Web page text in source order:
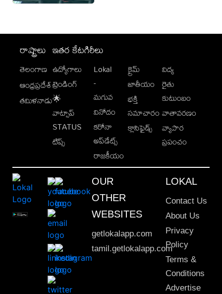
రాష్ట్రాలు
తెలంగాణ
ఆంధ్రప్రదేశ్
తమిళనాడు
ఇతర కేటగిరీలు
ఉద్యోగాలు
ట్రెండింగ్
🌟
వాట్సాప్
STATUS
టిప్స్
Lokal
-
మగువ
వినోదం
కరోనా
అప్‌డేట్స్
రాజకీయం
క్రైమ్
జాతీయం
భక్తి
సమాచారం
క్లాసిఫైడ్స్
విద్య
రైతు
కుటుంబం
వాతావరణం
వ్యాపార
ప్రపంచం
OUR
OTHER
WEBSITES
getlokalapp.com
tamil.getlokalapp.com
LOKAL
Contact Us
About Us
Privacy
Policy
Terms &
Conditions
Advertise